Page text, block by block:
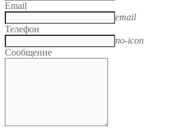
Email
email
Телефон
no-icon
Сообщение